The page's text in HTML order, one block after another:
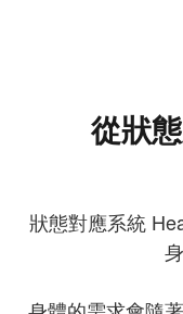
從狀
狀態對應系統